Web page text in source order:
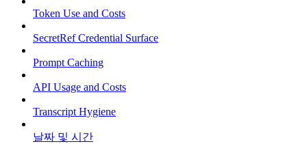
Token Use and Costs
SecretRef Credential Surface
Prompt Caching
API Usage and Costs
Transcript Hygiene
날짜 및 시간